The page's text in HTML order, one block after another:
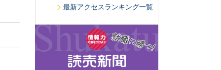
最新アクセスランキング一覧